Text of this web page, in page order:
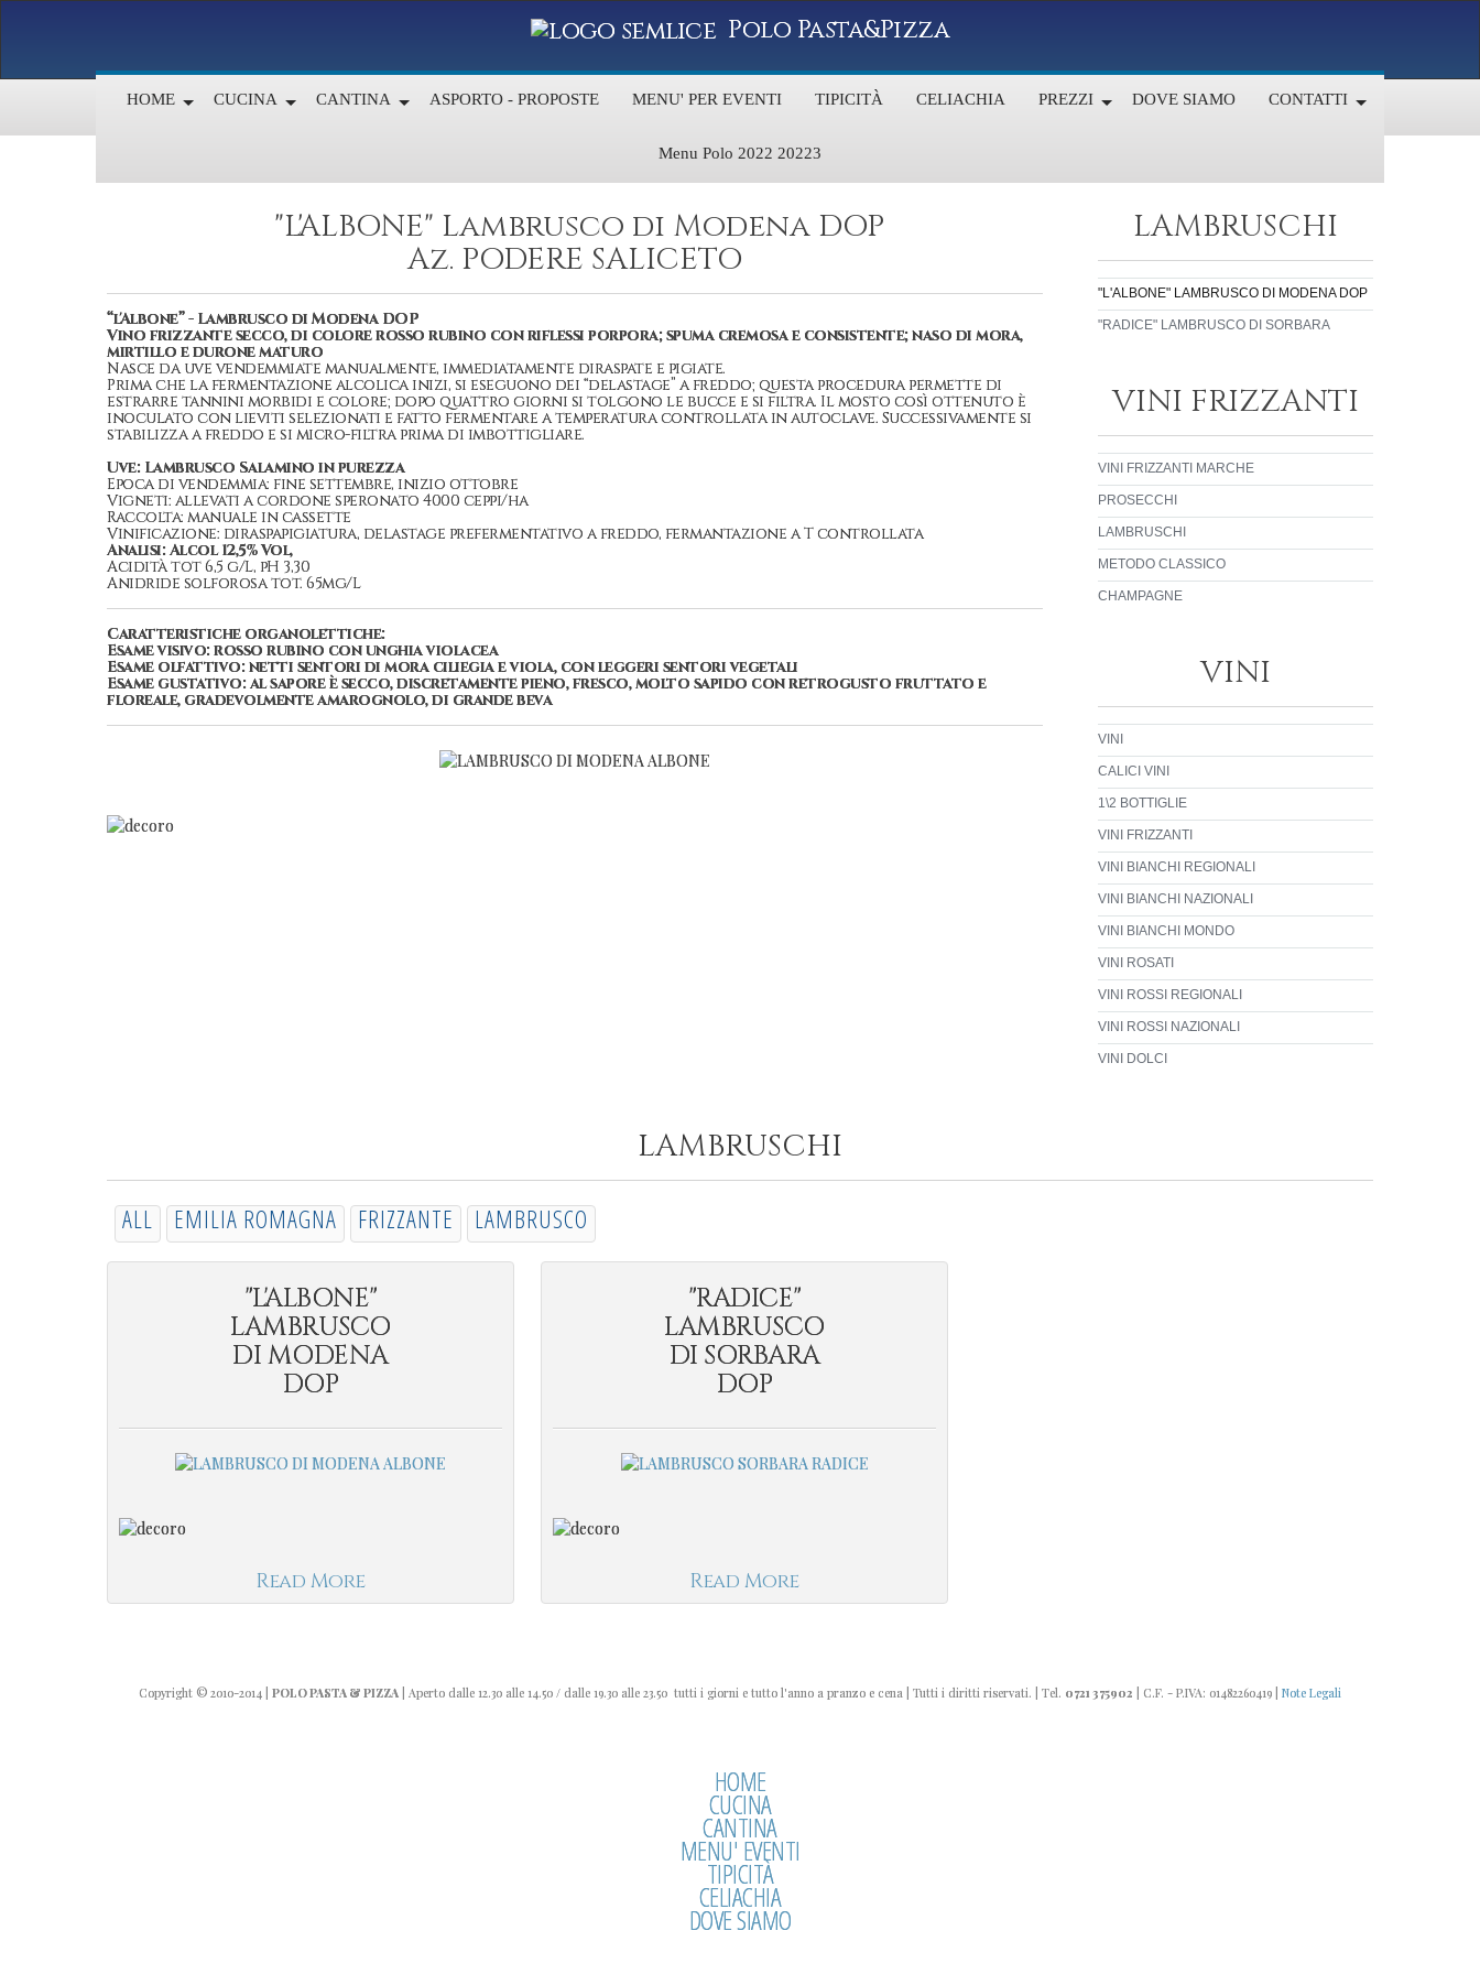
Polo Pasta&Pizza
HOME CUCINA CANTINA ASPORTO - PROPOSTE MENU' PER EVENTI TIPICITÀ CELIACHIA PREZZI DOVE SIAMO CONTATTI
Menu Polo 2022 20223
"L'ALBONE" Lambrusco di Modena DOP
Az. PODERE SALICETO
“l'Albone” - Lambrusco di Modena DOP
Vino frizzante secco, di colore rosso rubino con riflessi porpora; spuma cremosa e consistente; naso di mora,
mirtillo e durone maturo
Nasce da uve vendemmiate manualmente, immediatamente diraspate e pigiate.
Prima che la fermentazione alcolica inizi, si eseguono dei “delastage” a freddo; questa procedura permette di
estrarre tannini morbidi e colore; dopo quattro giorni si tolgono le bucce e si filtra. Il mosto così ottenuto è
inoculato con lieviti selezionati e fatto fermentare a temperatura controllata in autoclave. Successivamente si
stabilizza a freddo e si micro-filtra prima di imbottigliare.
Uve: Lambrusco Salamino in purezza
Epoca di vendemmia: fine settembre, inizio ottobre
Vigneti: allevati a cordone speronato 4000 ceppi/ha
Raccolta: manuale in cassette
Vinificazione: diraspapigiatura, delastage prefermentativo a freddo, fermantazione a T controllata
Analisi: Alcol 12,5% Vol,
Acidità tot 6,5 g/L, pH 3,30
Anidride solforosa tot. 65mg/L
Caratteristiche organolettiche:
Esame visivo: rosso rubino con unghia violacea
Esame olfattivo: netti sentori di mora ciliegia e viola, con leggeri sentori vegetali
Esame gustativo: al sapore è secco, discretamente pieno, fresco, molto sapido con retrogusto fruttato e
floreale, gradevolmente amarognolo, di grande beva
LAMBRUSCHI
"L'ALBONE" LAMBRUSCO DI MODENA DOP
"RADICE" LAMBRUSCO DI SORBARA
VINI FRIZZANTI
VINI FRIZZANTI MARCHE
PROSECCHI
LAMBRUSCHI
METODO CLASSICO
CHAMPAGNE
VINI
VINI
CALICI VINI
1\2 BOTTIGLIE
VINI FRIZZANTI
VINI BIANCHI REGIONALI
VINI BIANCHI NAZIONALI
VINI BIANCHI MONDO
VINI ROSATI
VINI ROSSI REGIONALI
VINI ROSSI NAZIONALI
VINI DOLCI
LAMBRUSCHI
ALL EMILIA ROMAGNA FRIZZANTE LAMBRUSCO
"L'ALBONE"
LAMBRUSCO
DI MODENA
DOP
Read More
"RADICE"
LAMBRUSCO
DI SORBARA
DOP
Read More
Copyright © 2010-2014 POLO PASTA & PIZZA | Aperto dalle 12.30 alle 14.50 / dalle 19.30 alle 23.50 tutti i giorni e tutto l'anno a pranzo e cena | Tutti i diritti riservati. | Tel. 0721 375902 | C.F. - P.IVA: 01482260419 | Note Legali
HOME
CUCINA
CANTINA
MENU' EVENTI
TIPICITÀ
CELIACHIA
DOVE SIAMO